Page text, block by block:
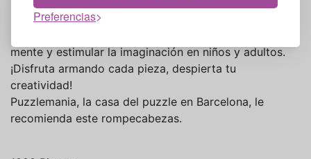
Preferencias
Medidas 48 x 68 cm
mente y estimular la imaginación en niños y adultos.
¡Disfruta armando cada pieza, despierta tu
creatividad!
Puzzlemania, la casa del puzzle en Barcelona, le
recomienda este rompecabezas.